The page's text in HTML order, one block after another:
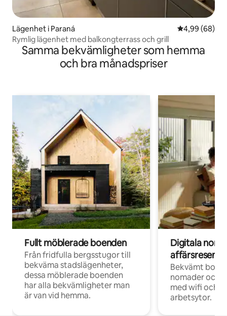
Lägenhet i Paraná 4,99 av 5 i
4,99 (68)
Rymlig lägenhet med balkongterrass och grill
Samma bekvämligheter som hemma
och bra månadspriser
Fullt möblerade boenden
Från fridfulla bergsstugor till
bekväma stadslägenheter,
dessa möblerade boenden
har alla bekvämligheter man
är van vid hemma.
Digitala
Bekvämt
nomader och
med wifi och
arbetsytor.